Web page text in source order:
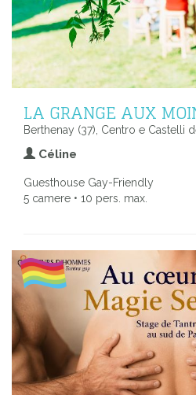
LA GRANGE AUX
Berthenay (37), Centro e Castelli
Céline
Guesthouse Gay-Friendly
5 camere • 10 pers. max.